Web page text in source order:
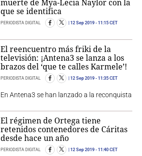
muerte de Mya-Lecia Naylor con la
que se identifica
PERIODISTA DIGITAL 12 Sep 2019 - 11:15 CET
El reencuentro más friki de la
televisión: ¡Antena3 se lanza a los
brazos del ‘que te calles Karmele’!
PERIODISTA DIGITAL 12 Sep 2019 - 11:35 CET
En Antena3 se han lanzado a la reconquista
El régimen de Ortega tiene
retenidos contenedores de Cáritas
desde hace un año
PERIODISTA DIGITAL 12 Sep 2019 - 11:40 CET